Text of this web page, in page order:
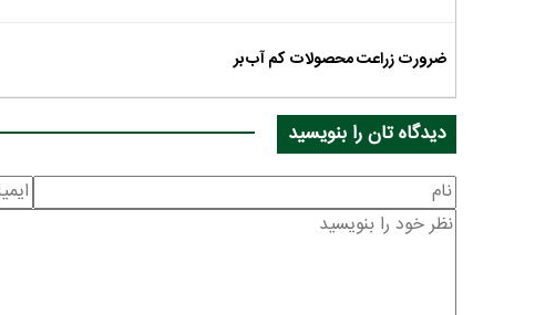
ضرورت زراعت محصولات کم آب‌بر
دیدگاه تان را بنویسید